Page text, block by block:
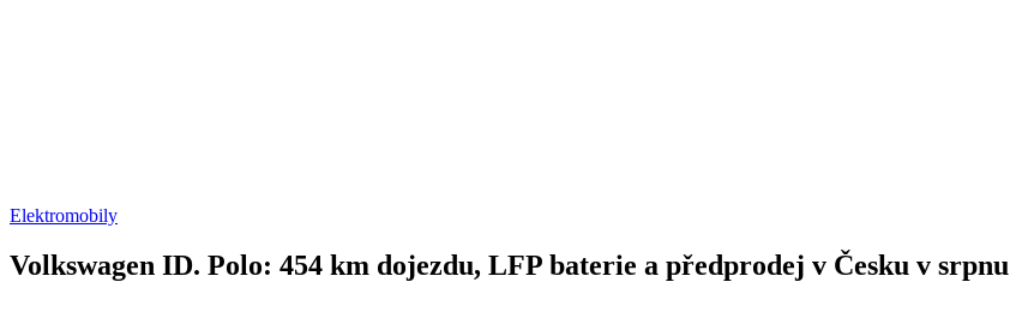
Elektromobily
Volkswagen ID. Polo: 454 km dojezdu, LFP baterie a předprodej v Česku v srpnu